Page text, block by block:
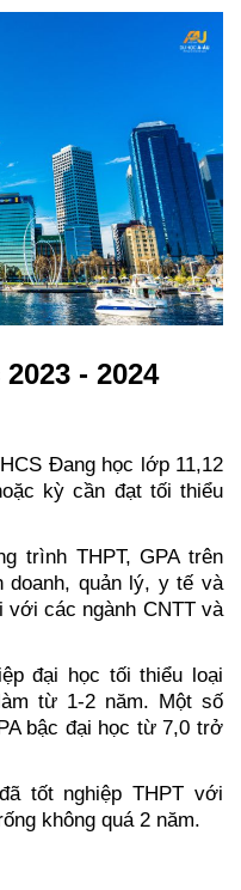
- 2024
Đang học lớp 11,12
kỳ cần đạt tối thiểu
trình THPT, GPA trên
quản lý, y tế và
với các ngành CNTT và
đại học tối thiểu loại
từ 1-2 năm. Một số
bậc đại học từ 7,0 trở
tốt nghiệp THPT với
không quá 2 năm.